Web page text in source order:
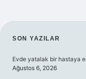
SON YAZILAR
Evde yatalak bir hastaya
Ağustos 6, 2026